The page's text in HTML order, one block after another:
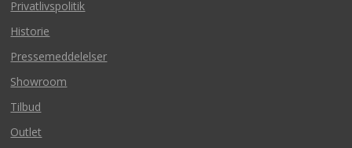
Privatlivspolitik
Historie
Pressemeddelelser
Showroom
Tilbud
Outlet